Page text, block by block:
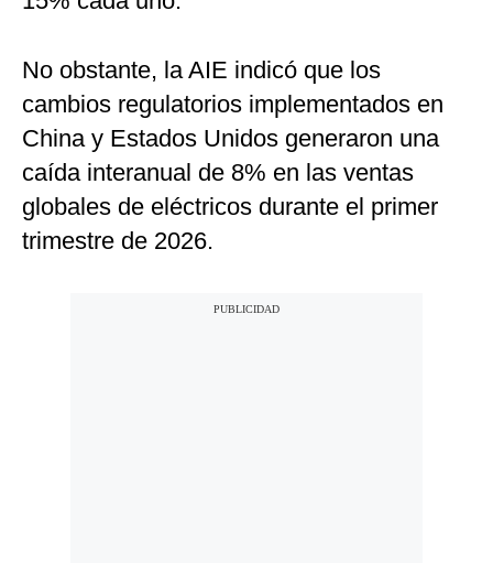
No obstante, la AIE indicó que los
cambios regulatorios implementados en
China y Estados Unidos generaron una
caída interanual de 8% en las ventas
globales de eléctricos durante el primer
trimestre de 2026.